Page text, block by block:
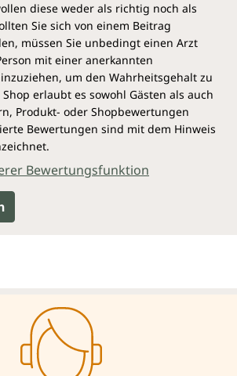
diese weder als richtig noch als
Sie sich von einem Beitrag
müssen Sie unbedingt einen Arzt
mit einer anerkannten
um den Wahrheitsgehalt zu
erlaubt es sowohl Gästen als auch
Produkt- oder Shopbewertungen
Bewertungen sind mit dem Hinweis
Bewertungsfunktion